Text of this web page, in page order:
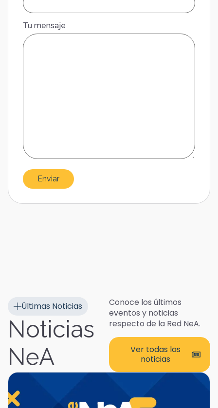
Tu mensaje
Últimas Noticias
Noticias
NeA
Conoce los últimos
eventos y noticias
respecto de la Red NeA.
Ver todas las
noticias